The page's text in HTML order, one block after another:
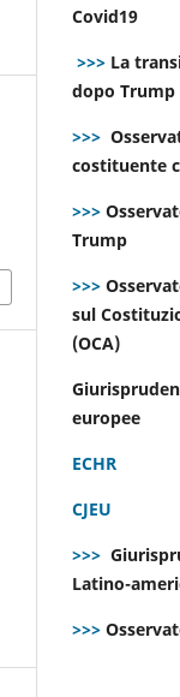
Covid19
>>> La
dopo Trump
>>>
costituente
>>>
Trump
>>>
sul
(OCA)
europee
ECHR
CJEU
>>>
Latino-
>>>